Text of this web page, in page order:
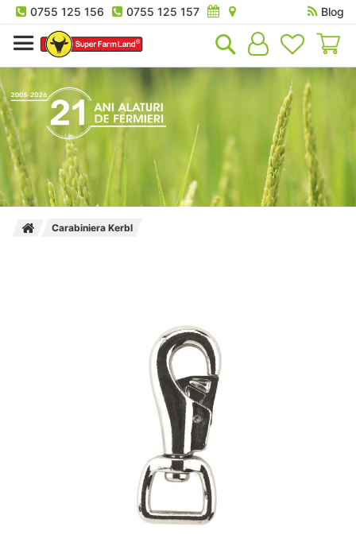
0755 125 156 0755 125 157
Blog
Carabiniera Kerbl